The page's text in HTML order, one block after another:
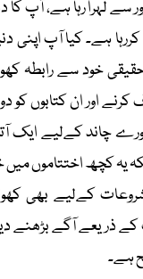
سے لہرا رہا ہے، آپ
ہے۔ کیا آپ اپنی
خود سے رابطہ
اور ان کتابوں کو
چاند کےلیے ایک
یہ کچھ اختتاموں
کےلیے بھی
ذریعے آگے بڑھنے
ہے۔